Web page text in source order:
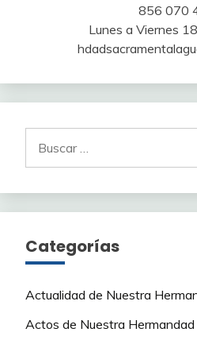
856 070
Lunes a Viernes
Categorías
Actualidad de Nuestra
Actos de Nuestra Hermandad